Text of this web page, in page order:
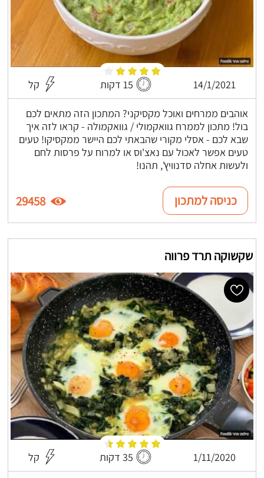
14/1/2021 15 דקות קל
אוהבים ממרחים ואוכל מקסיקני? המתכון הזה מתאים לכם
בול! מתכון לממרח גוואקמולי / גוואקמולה - קראו לזה איך
שבא לכם - אסלי מקורי שהבאתי לכם היישר ממקסיקו! טעים
טעים אפשר לאכול עם נאצ'וס או למרוח על פרסות לחם
ולעשות אחלה סדנוויץ', תהנו!
כניסה למתכון 29458
שקשוקה תרד פרווה
1/11/2020 35 דקות קל